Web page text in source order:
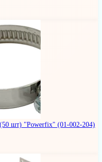
(50 шт) "Powerfix" (01-002-204)